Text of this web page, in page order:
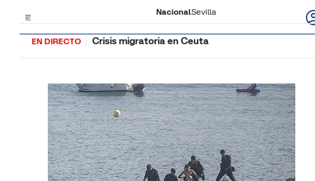
NacionalSevilla
EN DIRECTO Crisis migratoria en Ceuta